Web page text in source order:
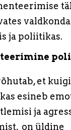
ja poliitikas.
et
esineb
ja
on üldine